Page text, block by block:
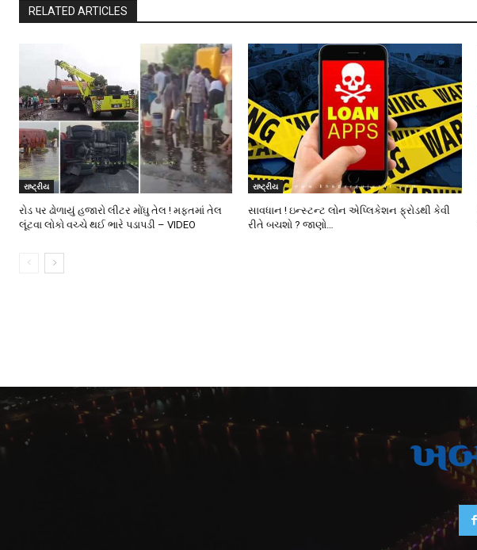
RELATED ARTICLES
રાષ્ટ્રીય
રોડ પર ઢોળાયું હજારો લીટર મોંઘુ તેલ ! મફતમાં તેલ
લૂંટવા લોકો વચ્ચે થઈ ભારે પડાપડી – VIDEO
રાષ્ટ્રીય
સાવધાન ! ઇન્સ્ટન્ટ લોન એપ્લિકેશન ફ્રોડથી કેવી
રીતે બચશો ? જાણો…